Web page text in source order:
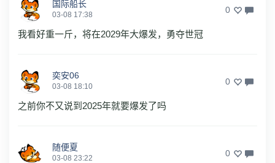
国际船长
03-08 17:38 0
我看好重一斤，将在2029年大爆发，勇夺世冠
奕安06
03-08 18:10 0
之前你不又说到2025年就要爆发了吗
随便夏
03-08 23:22 0